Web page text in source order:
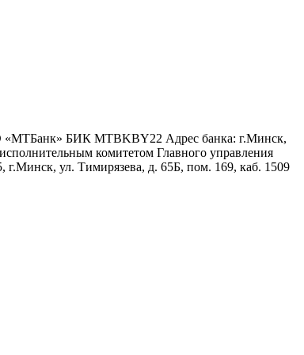
«МТБанк» БИК MTBKBY22 Адрес банка: г.Минск,
комитетом Главного управления
г.Минск, ул. Тимирязева, д. 65Б, пом. 169, каб. 1509